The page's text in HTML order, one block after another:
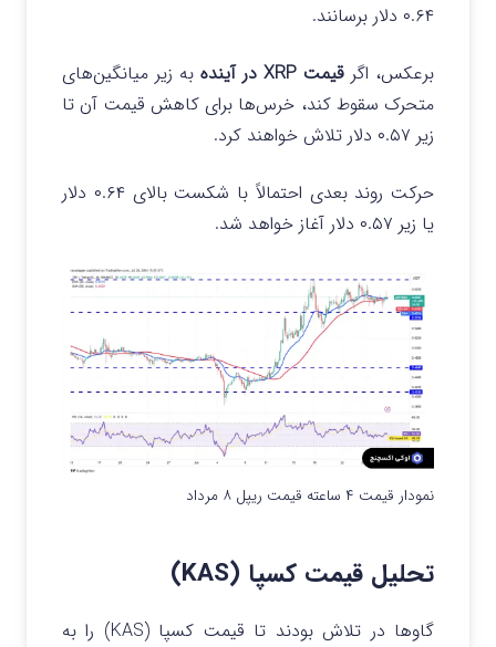
۰.۶۴ دلار برسانند.
برعکس، اگر قیمت XRP در آینده
به زیر میانگین‌های
متحرک سقوط کند، خرس‌ها برای کاهش قیمت آن تا
زیر ۰.۵۷ دلار تلاش خواهند کرد.
حرکت روند بعدی احتمالاً با شکست بالای ۰.۶۴ دلار
یا زیر ۰.۵۷ دلار آغاز خواهد شد.
نمودار قیمت ۴ ساعته قیمت ریپل ۸ مرداد
تحلیل قیمت کسپا (KAS)
گاوها در تلاش بودند تا قیمت کسپا (KAS) را به